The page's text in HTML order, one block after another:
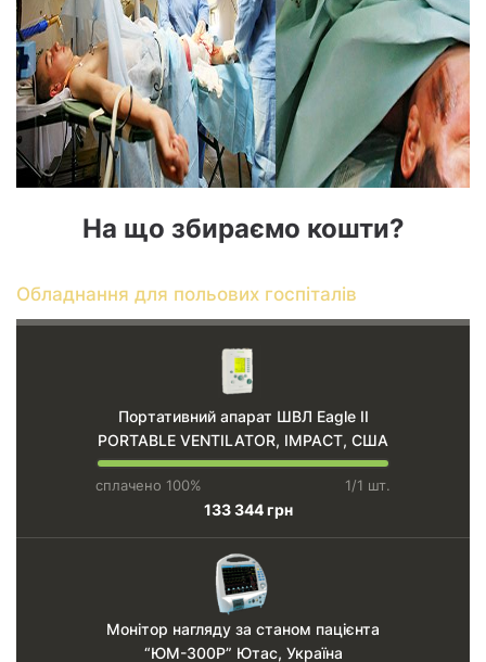
На що збираємо кошти?
Обладнання для польових госпіталів
Портативний апарат ШВЛ Eagle II
PORTABLE VENTILATOR, IMPACT, США
сплачено 100% 1/1 шт.
133 344 грн
Монітор нагляду за станом пацієнта
“ЮМ-300Р” Ютас, Україна